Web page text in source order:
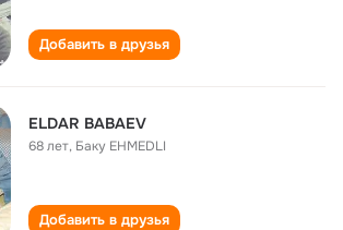
Добавить в друзья
ELDAR BABAEV
68 лет, Баку EHMEDLI
Добавить в друзья